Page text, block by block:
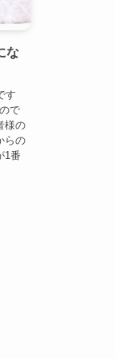
な
す
で
様の
らの
1番